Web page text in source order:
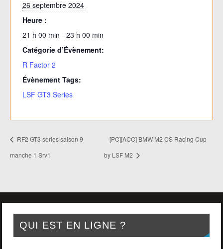
26 septembre 2024
Heure :
21 h 00 min - 23 h 00 min
Catégorie d’Évènement:
R Factor 2
Évènement Tags:
LSF GT3 Series
RF2 GT3 series saison 9
manche 1 Srv1
[PC][ACC] BMW M2 CS Racing Cup
by LSF M2
QUI EST EN LIGNE ?